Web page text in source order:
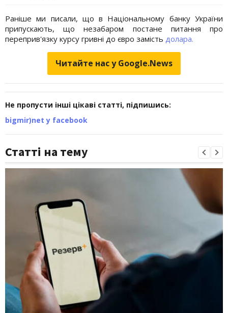
Раніше ми писали, що в Національному банку України
припускають, що незабаром постане питання про
переприв'язку курсу гривні до євро замість долара.
Читайте нас у Google.News
Не пропусти інші цікаві статті, підпишись:
bigmir)net у facebook
Статті на тему